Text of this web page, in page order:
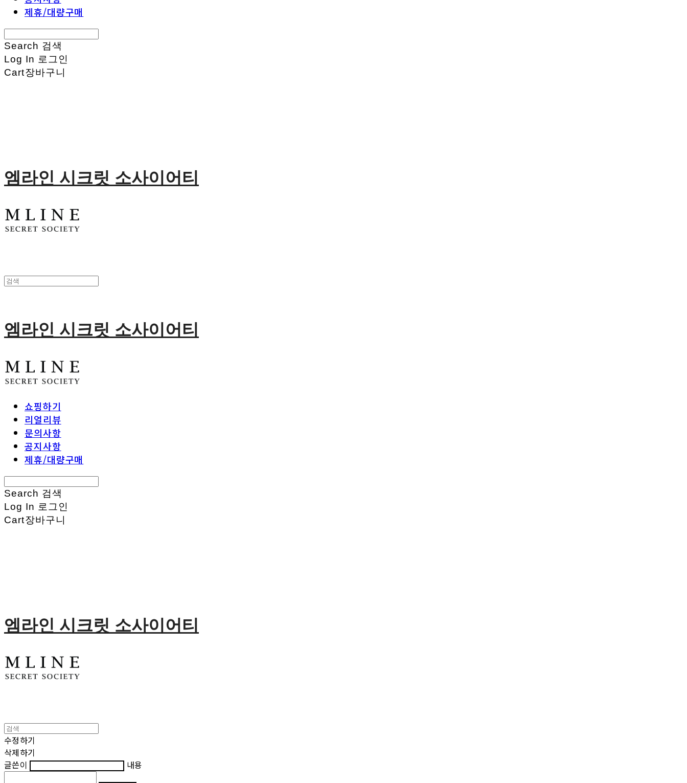
제휴/대량구매
Search 검색
Log In 로그인
Cart장바구니
엠라인 시크릿 소사이어티
엠라인 시크릿 소사이어티
쇼핑하기
리얼리뷰
문의사항
공지사항
제휴/대량구매
Search 검색
Log In 로그인
Cart장바구니
엠라인 시크릿 소사이어티
수정하기
삭제하기
글쓴이
내용